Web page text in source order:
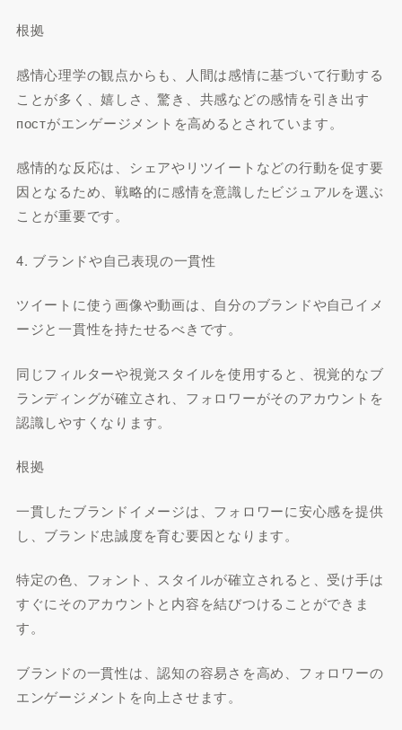
根拠
感情心理学の観点からも、人間は感情に基づいて行動する
ことが多く、嬉しさ、驚き、共感などの感情を引き出す
постがエンゲージメントを高めるとされています。
感情的な反応は、シェアやリツイートなどの行動を促す要
因となるため、戦略的に感情を意識したビジュアルを選ぶ
ことが重要です。
4. ブランドや自己表現の一貫性
ツイートに使う画像や動画は、自分のブランドや自己イメ
ージと一貫性を持たせるべきです。
同じフィルターや視覚スタイルを使用すると、視覚的なブ
ランディングが確立され、フォロワーがそのアカウントを
認識しやすくなります。
根拠
一貫したブランドイメージは、フォロワーに安心感を提供
し、ブランド忠誠度を育む要因となります。
特定の色、フォント、スタイルが確立されると、受け手は
すぐにそのアカウントと内容を結びつけることができま
す。
ブランドの一貫性は、認知の容易さを高め、フォロワーの
エンゲージメントを向上させます。